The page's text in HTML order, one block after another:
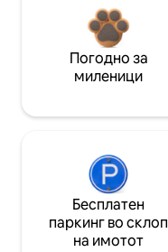
Погодно за
миленици
Бесплатен
паркинг во склоп
на имотот